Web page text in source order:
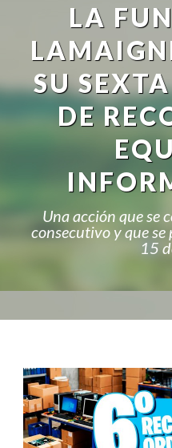
LA
SU
DE
Una acción que se
consecutivo y que
15